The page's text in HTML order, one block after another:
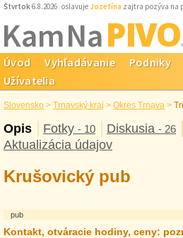
Štvrtok6.8.2026 oslavuje Jozefína zajtra pozýva na
Kam NaPIVO
Úvod Vyhľadávanie Podniky
Užívatelia
Slovensko > Trnavský kraj > Okres Trnava >
Opis Fotky - 10 Diskusia - 26
Aktualizácia údajov
Krušovický pub
pub
Kontakt, otváracie hodiny, ceny: